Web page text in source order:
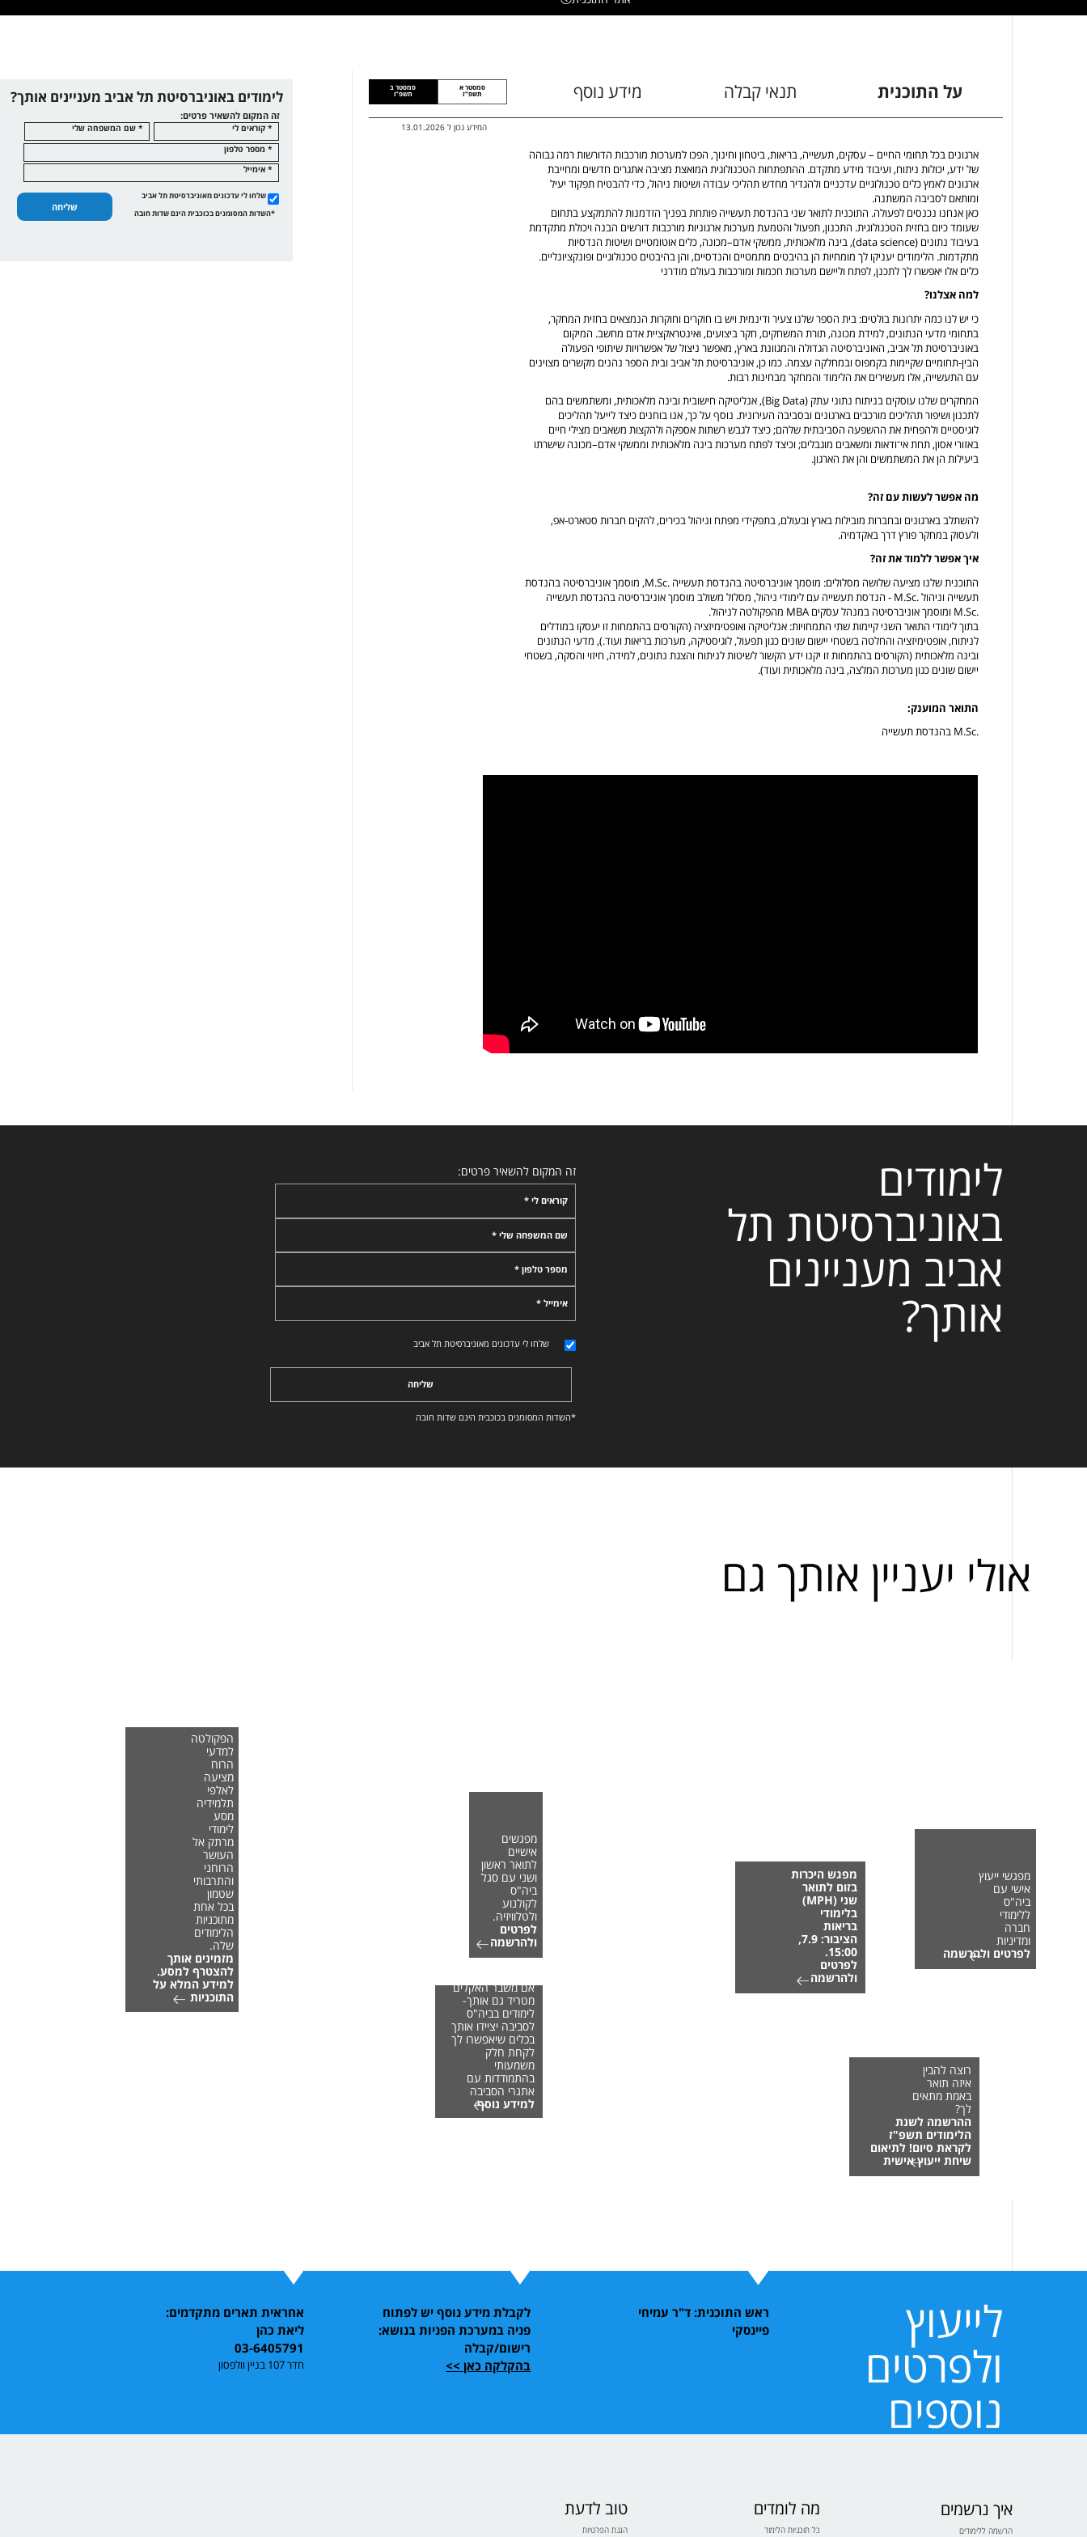
סמסטר א
תשפ"ז
סמסטר ב
תשפ"ו
המידע נכון ל 13.01.2026
על התוכנית תנאי קבלה מידע נוסף
ארגונים בכל תחומי החיים – עסקים, תעשייה, בריאות, ביטחון וחינוך, הפכו למערכות מורכבות הדורשות רמה גבוהה
של ידע, יכולות ניתוח, ועיבוד מידע מתקדם. ההתפתחות הטכנולוגית המואצת מציבה אתגרים חדשים ומחייבת
ארגונים לאמץ כלים טכנולוגיים עדכניים ולהגדיר מחדש תהליכי עבודה ושיטות ניהול, כדי להבטיח תפקוד יעיל
ומותאם לסביבה המשתנה.
כאן אנחנו נכנסים לפעולה. התוכנית לתואר שני בהנדסת תעשייה פותחת בפניך הזדמנות להתמקצע בתחום
שעומד כיום בחזית הטכנולוגית. התכנון, תפעול והטמעת מערכות ארגוניות מורכבות דורשים הבנה ויכולת מתקדמת
בעיבוד נתונים (data science), בינה מלאכותית, ממשקי אדם–מכונה, כלים אוטומטיים ושיטות הנדסיות
מתקדמות. הלימודים יעניקו לך מומחיות הן בהיבטים מתמטיים והנדסיים, והן בהיבטים טכנולוגיים ופונקציונליים.
כלים אלו יאפשרו לך לתכנן, לפתח וליישם מערכות חכמות ומורכבות בעולם מודרני
למה אצלנו?
כי יש לנו כמה יתרונות בולטים: בית הספר שלנו צעיר ודינמית ויש בו חוקרים וחוקרות הנמצאים בחזית המחקר,
בתחומי מדעי הנתונים, למידת מכונה, תורת המשחקים, חקר ביצועים, ואינטראקציית אדם מחשב. המיקום
באוניברסיטת תל אביב, האוניברסיטה הגדולה והמגוונת בארץ, מאפשר ניצול של אפשרויות שיתופי הפעולה
הבין-תחומיים שקיימות בקמפוס ובמחלקה עצמה. כמו כן, אוניברסיטת תל אביב ובית הספר נהנים מקשרים מצוינים
עם התעשייה, אלו מעשירים את הלימוד והמחקר מבחינות רבות.
המחקרים שלנו עוסקים בניתוח נתוני עתק (Big Data), אנליטיקה חישובית ובינה מלאכותית, ומשתמשים בהם
לתכנון ושיפור תהליכים מורכבים בארגונים ובסביבה העירונית. נוסף על כך, אנו בוחנים כיצד לייעל תהליכים
לוגיסטיים ולהפחית את ההשפעה הסביבתית שלהם; כיצד לגבש רשתות אספקה ולהקצות משאבים מצילי חיים
באזורי אסון, תחת אי־ודאות ומשאבים מוגבלים; וכיצד לפתח מערכות בינה מלאכותית וממשקי אדם–מכונה שישרתו
ביעילות הן את המשתמשים והן את הארגון.
מה אפשר לעשות עם זה?
להשתלב בארגונים ובחברות מובילות בארץ ובעולם, בתפקידי מפתח וניהול בכירים, להקים חברות סטארט-אפ,
ולעסוק במחקר פורץ דרך באקדמיה.
איך אפשר ללמוד את זה?
התוכנית שלנו מציעה שלושה מסלולים: מוסמך אוניברסיטה בהנדסת תעשייה .M.Sc, מוסמך אוניברסיטה בהנדסת
תעשייה וניהול .M.Sc - הנדסת תעשייה עם לימודי ניהול, מסלול משולב מוסמך אוניברסיטה בהנדסת תעשייה
.M.Sc ומוסמך אוניברסיטה במנהל עסקים MBA מהפקולטה לניהול.
בתוך לימודי התואר השני קיימות שתי התמחויות: אנליטיקה ואופטימיזציה (הקורסים בהתמחות זו יעסקו במודלים
לניתוח, אופטימיזציה והחלטה בשטחי יישום שונים כגון תפעול, לוגיסטיקה, מערכות בריאות ועוד.), מדעי הנתונים
ובינה מלאכותית (הקורסים בהתמחות זו יקנו ידע הקשור לשיטות לניתוח והצגת נתונים, למידה, חיזוי והסקה, בשטחי
יישום שונים כגון מערכות המלצה, בינה מלאכותית ועוד).
התואר המוענק:
.M.Sc בהנדסת תעשייה
לימודים באוניברסיטת תל אביב מעניינים אותך?
זה המקום להשאיר פרטים:
* קוראים לי
* שם המשפחה שלי
* מספר טלפון
* אימייל
שלחו לי עדכונים מאוניברסיטת תל אביב
שליחה
*השדות המסומנים בכוכבית הינם שדות חובה
לימודים
באוניברסיטת תל
אביב מעניינים
אותך?
זה המקום להשאיר פרטים:
קוראים לי *
שם המשפחה שלי *
מספר טלפון *
אימייל *
שלחו לי עדכונים מאוניברסיטת תל אביב
שליחה
*השדות המסומנים בכוכבית הינם שדות חובה
אולי יעניין אותך גם
הפקולטה
למדעי
הרוח
מציעה
לאלפי
תלמידיה
מסע
לימודי
מרתק אל
העושר
הרוחני
והתרבותי
שטמון
בכל אחת
מתוכניות
הלימודים
שלה.
מזמינים אותך
להצטרף למסע.
למידע המלא על
התוכניות
מפגשים
אישיים
לתואר ראשון
ושני עם סגל
ביה"ס
לקולנוע
ולטלוויזיה.
לפרטים
ולהרשמה
מפגשי ייעוץ
אישי עם
ביה"ס
ללימודי
חברה
ומדיניות
לפרטים ולהרשמה
מפגש היכרות
בזום לתואר
שני (MPH)
בלימודי
בריאות
הציבור: 7.9,
15:00.
לפרטים
ולהרשמה
אם משבר האקלים
מטריד גם אותך-
לימודים בביה"ס
לסביבה יציידו אותך
בכלים שיאפשרו לך
לקחת חלק
משמעותי
בהתמודדות עם
אתגרי הסביבה
למידע נוסף
רוצה להבין
איזה תואר
באמת מתאים
לך?
ההרשמה לשנת
הלימודים תשפ"ז
לקראת סיום! לתיאום
שיחת ייעוץ אישית
לייעוץ
ולפרטים
נוספים
ראש התוכנית: ד"ר עמיחי
פיינסקי
לקבלת מידע נוסף יש לפתוח
פניה במערכת הפניות בנושא:
רישום/קבלה
בהקלקה כאן >>
אחראית תארים מתקדמים:
ליאת כהן
03-6405791
חדר 107 בניין וולפסון
איך נרשמים
הרשמה ללימודים
מה לומדים
כל תוכניות הלימוד
טוב לדעת
הגנת הפרטיות